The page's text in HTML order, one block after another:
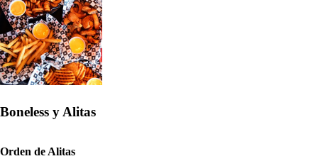
Boneless y Alitas
Orden de Alitas